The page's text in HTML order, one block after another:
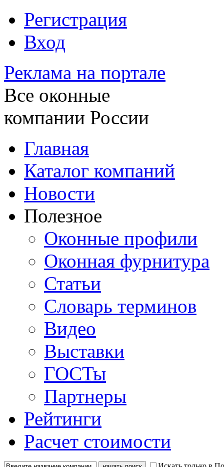
Регистрация
Вход
Реклама на портале
Все оконные
компании России
Главная
Каталог компаний
Новости
Полезное
Оконные профили
Оконная фурнитура
Статьи
Словарь терминов
Видео
Выставки
ГОСТы
Партнеры
Рейтинги
Расчет стоимости